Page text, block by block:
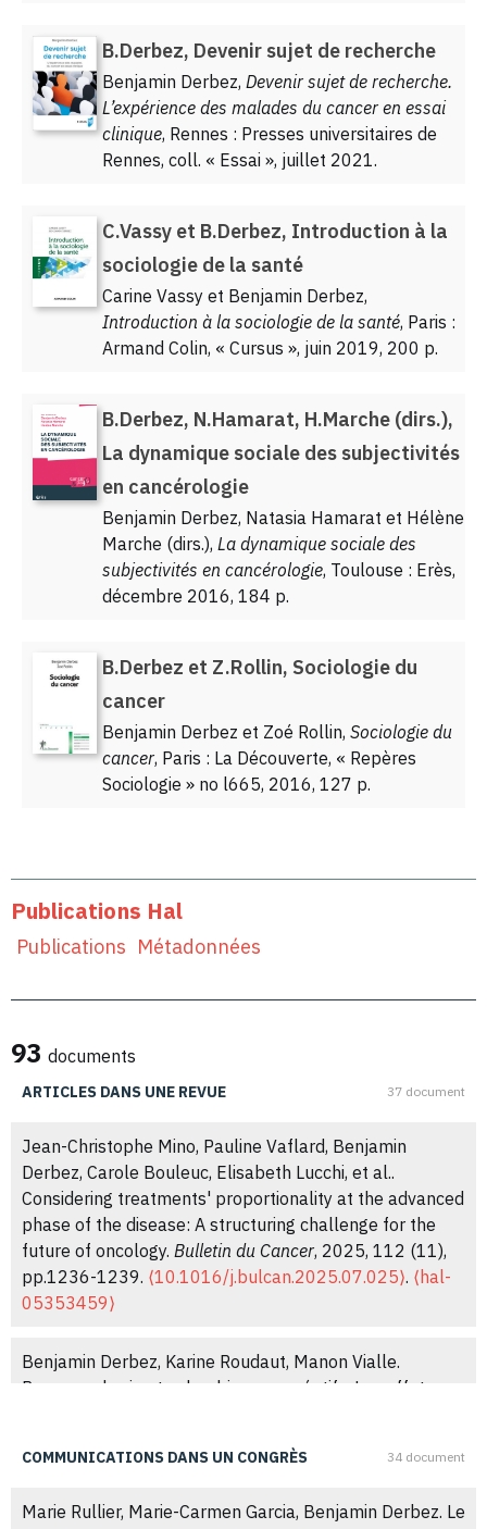
B.Derbez, Devenir sujet de recherche
Benjamin Derbez, Devenir sujet de recherche.
L’expérience des malades du cancer en essai
clinique, Rennes : Presses universitaires de
Rennes, coll. « Essai », juillet 2021.
C.Vassy et B.Derbez, Introduction à la
sociologie de la santé
Carine Vassy et Benjamin Derbez,
Introduction à la sociologie de la santé, Paris :
Armand Colin, « Cursus », juin 2019, 200 p.
B.Derbez, N.Hamarat, H.Marche (dirs.),
La dynamique sociale des subjectivités
en cancérologie
Benjamin Derbez, Natasia Hamarat et Hélène
Marche (dirs.), La dynamique sociale des
subjectivités en cancérologie, Toulouse : Erès,
décembre 2016, 184 p.
B.Derbez et Z.Rollin, Sociologie du
cancer
Benjamin Derbez et Zoé Rollin, Sociologie du
cancer, Paris : La Découverte, « Repères
Sociologie » no l665, 2016, 127 p.
Publications Hal
Publications Métadonnées
93 documents
ARTICLES DANS UNE REVUE 37 document
Jean-Christophe Mino, Pauline Vaflard, Benjamin
Derbez, Carole Bouleuc, Elisabeth Lucchi, et al..
Considering treatments' proportionality at the advanced
phase of the disease: A structuring challenge for the
future of oncology. Bulletin du Cancer, 2025, 112 (11),
pp.1236-1239. ⟨10.1016/j.bulcan.2025.07.025⟩. ⟨hal-
05353459⟩
Benjamin Derbez, Karine Roudaut, Manon Vialle.
Parcours de vie et calendriers procréatifs. Les effets
familiales, 2025, Politiques sociales et familiales et
⟨10.3917/rpsf.154.0011⟩.⟨halshs-05141909⟩
COMMUNICATIONS DANS UN CONGRÈS 34 document
Marie Rullier, Marie-Carmen Garcia, Benjamin Derbez. Le